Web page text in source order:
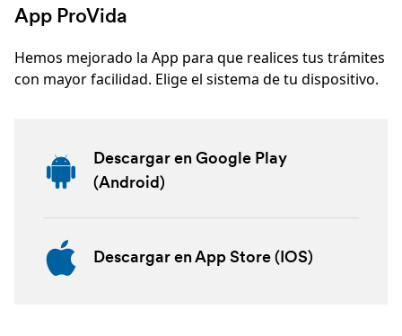
App ProVida
Hemos mejorado la App para que realices tus trámites
con mayor facilidad. Elige el sistema de tu dispositivo.
Descargar en Google Play
(Android)
Descargar en App Store (IOS)